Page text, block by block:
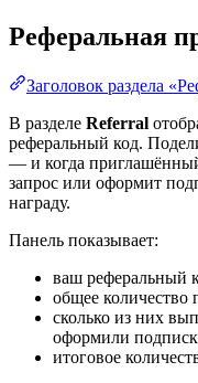
Реферальная
Заголовок раздела
В разделе Referral
реферальный код.
— и когда
запрос или оформит
награду.
Панель показывает:
ваш реферальный
общее количество
сколько из них
оформили
итоговое